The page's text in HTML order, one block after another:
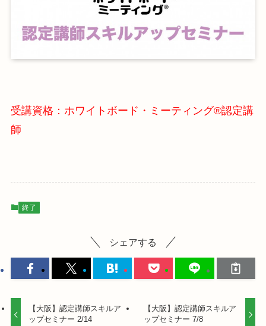
受講資格：ホワイトボード・ミーティング®認定講
師
終了
シェアする
【大阪】認定講師スキルア
ップセミナー 2/14
【大阪】認定講師スキルア
ップセミナー 7/8